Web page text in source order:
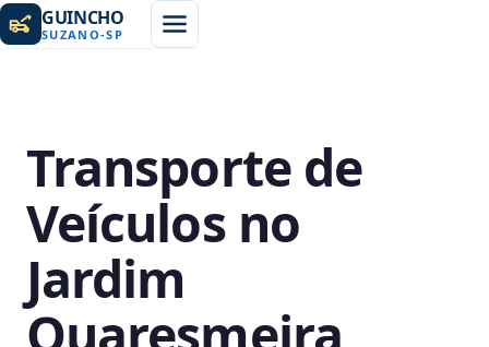
GUINCHO
SUZANO-SP
Transporte de
Veículos no
Jardim